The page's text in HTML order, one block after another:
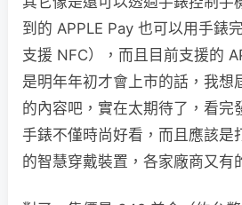
到的 APPLE Pay 也可以用手錶
支援 NFC），而且目前支援的
是明年年初才會上市的話，我想
的內容吧，實在太期待了，看完
手錶不僅時尚好看，而且應該是
的智慧穿戴裝置，各家廠商又有